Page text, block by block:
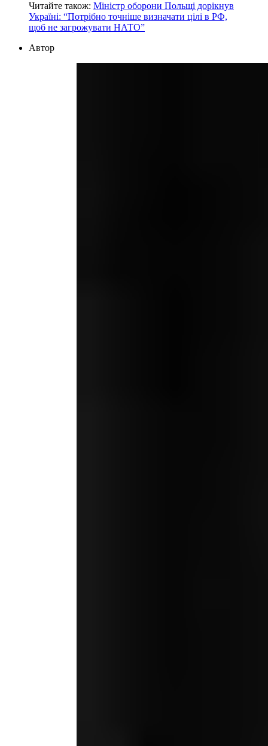
Читайте також: Міністр оборони Польщі дорікнув
Україні: “Потрібно точніше визначати цілі в РФ,
щоб не загрожувати НАТО”
Автор